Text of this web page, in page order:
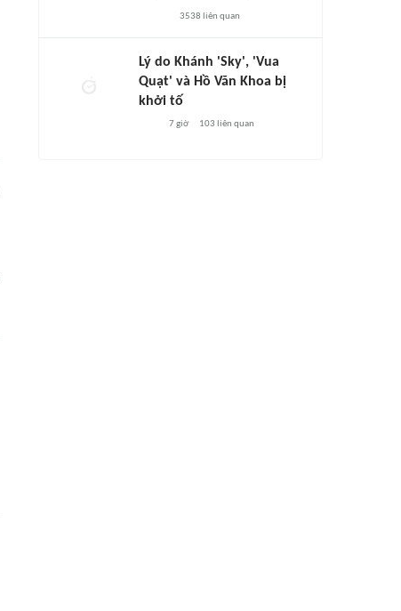
3538 liên quan
Lý do Khánh 'Sky', 'Vua
Quạt' và Hồ Văn Khoa bị
khởi tố
7 giờ 103 liên quan